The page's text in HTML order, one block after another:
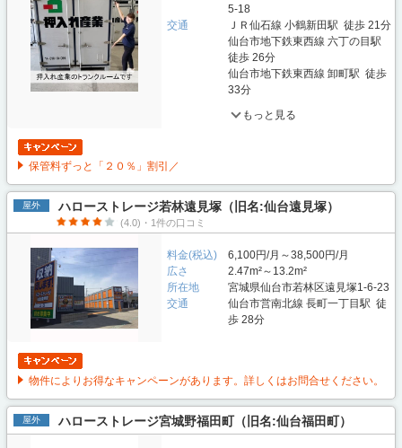
5-18
交通
ＪＲ仙石線 小鶴新田駅 徒歩 21分
仙台市地下鉄東西線 六丁の目駅
徒歩 26分
仙台市地下鉄東西線 卸町駅 徒歩
33分
もっと見る
保管料ずっと「２０％」割引／
屋外 ハローストレージ若林遠見塚（旧名:仙台遠見塚）
(4.0)・1件の口コミ
料金(税込)
6,100円/月～38,500円/月
広さ
2.47m²～13.2m²
所在地
宮城県仙台市若林区遠見塚1-6-23
交通
仙台市営南北線 長町一丁目駅 徒
歩 28分
物件によりお得なキャンペーンがあります。詳しくはお問合せください。
屋外 ハローストレージ宮城野福田町（旧名:仙台福田町）